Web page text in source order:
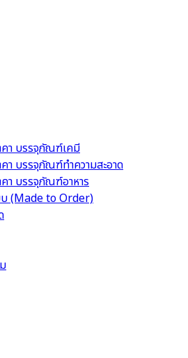
า บรรจุภัณฑ์เคมี
า บรรจุภัณฑ์ทำความสะอาด
า บรรจุภัณฑ์อาหาร
(Made to Order)